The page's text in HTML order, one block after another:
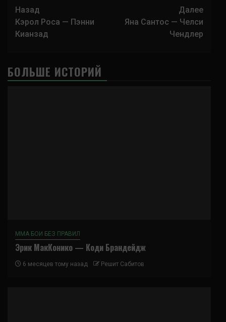
Навигация
записи
Назад
Кэрол Роса — Пэнни
Кианзад
Далее
Яна Сантос — Челси
Чендлер
БОЛЬШЕ ИСТОРИЙ
ММА БОИ БЕЗ ПРАВИЛ
Эрик МакКонико — Коди Брандейдж
6 месяцев тому назад Решит Сабитов